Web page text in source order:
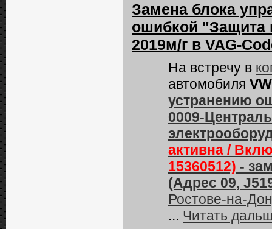
Замена блока
ошибкой "Защита
2019м/г в VAG-
На встречу в
автомобиля
устранению
0009-
активна /
15360512) -
(Адрес 09,
Ростове-на-
... Читать